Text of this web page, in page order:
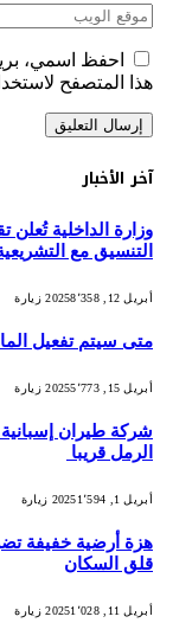
احفظ اسمي،
هذا المتصفح
آخر الأخبار
وزارة الداخلية تُعلن
التنسيق مع التشريعية
أبريل 12, 2025 8٬358 زيارة
متى سيتم تفعيل المادة 507 من القانون
أبريل 15, 2025 5٬773 زيارة
شركة طيران
الرمل قريبا
أبريل 1, 2025 1٬594 زيارة
هزة أرضية خفيفة
قلق السكان
أبريل 11, 2025 1٬028 زيارة